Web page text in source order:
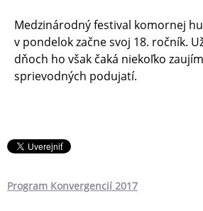
Medzinárodný festival komornej
v pondelok začne svoj 18. ročník.
dňoch ho však čaká niekoľko
sprievodných podujatí.
Program Konvergencií 2017